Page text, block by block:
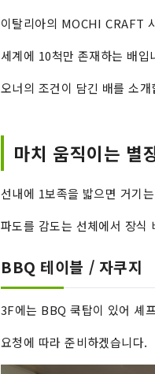
이탈리아의 MOCHI CRAFT
세계에 10척만 존재하는 배입
오너의 조건이 담긴 배를 소개
마치 움직이는 별
선내에 1보족을 밟으면 거기
파도를 감도는 선체에서 장식
BBQ 테이블 / 자쿠지
3F에는 BBQ 쿡탑이 있어 셰
요청에 따라 준비하겠습니다.